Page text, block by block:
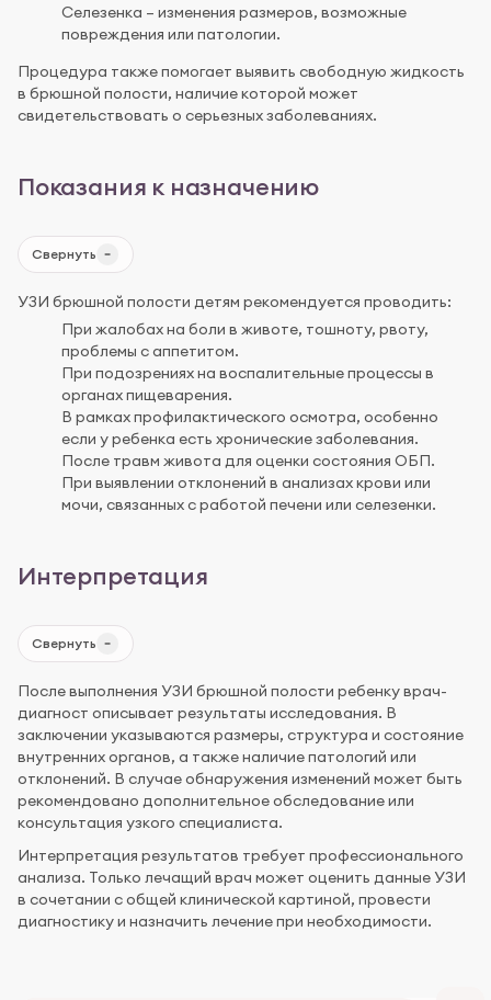
Селезенка – изменения размеров, возможные
повреждения или патологии.
Процедура также помогает выявить свободную жидкость
в брюшной полости, наличие которой может
свидетельствовать о серьезных заболеваниях.
Показания к назначению
Свернуть
УЗИ брюшной полости детям рекомендуется проводить:
При жалобах на боли в животе, тошноту, рвоту,
проблемы с аппетитом.
При подозрениях на воспалительные процессы в
органах пищеварения.
В рамках профилактического осмотра, особенно
если у ребенка есть хронические заболевания.
После травм живота для оценки состояния ОБП.
При выявлении отклонений в анализах крови или
мочи, связанных с работой печени или селезенки.
Интерпретация
Свернуть
После выполнения УЗИ брюшной полости ребенку врач-
диагност описывает результаты исследования. В
заключении указываются размеры, структура и состояние
внутренних органов, а также наличие патологий или
отклонений. В случае обнаружения изменений может быть
рекомендовано дополнительное обследование или
консультация узкого специалиста.
Интерпретация результатов требует профессионального
анализа. Только лечащий врач может оценить данные УЗИ
в сочетании с общей клинической картиной, провести
диагностику и назначить лечение при необходимости.